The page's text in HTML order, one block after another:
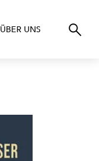
ÜBER UNS